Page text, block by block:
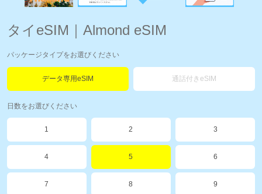
タイeSIM｜Almond eSIM
パッケージタイプをお選びください
データ専用eSIM 通話付きeSIM
日数をお選びください
1 2 3
4 5 6
7 8 9